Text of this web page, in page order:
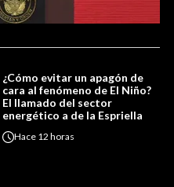
¿Cómo evitar un apagón de
cara al fenómeno de El Niño?
El llamado del sector
energético a de la Espriella
Hace 12 horas